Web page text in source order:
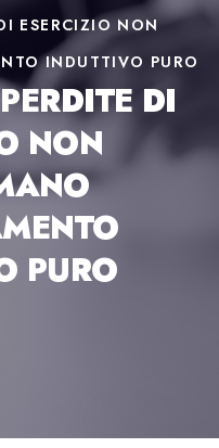
ESERCIZIO NON
INDUTTIVO PURO
DI
NON
PURO